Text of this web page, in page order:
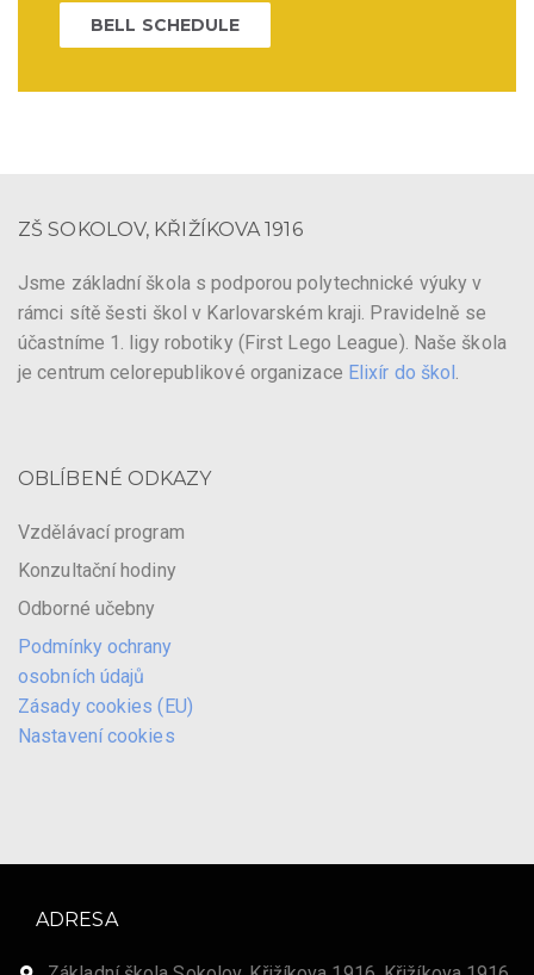
BELL SCHEDULE
ZŠ SOKOLOV, KŘIŽÍKOVA 1916
Jsme základní škola s podporou polytechnické výuky v
rámci sítě šesti škol v Karlovarském kraji. Pravidelně se
účastníme 1. ligy robotiky (First Lego League). Naše škola
je centrum celorepublikové organizace Elixír do škol .
OBLÍBENÉ ODKAZY
Vzdělávací program
Konzultační hodiny
Odborné učebny
Podmínky ochrany
osobních údajů
Zásady cookies (EU)
Nastavení cookies
ADRESA